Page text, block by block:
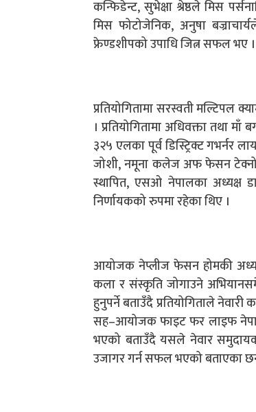
कन्फिडेन्ट, सुभेक्षा श्रेष्ठले मिस
मिस फोटोजेनिक, अनुषा
फ्रेण्डशीपको उपाधि जित्न सफल भए ।
प्रतियोगितामा सरस्वती मल्टिपल
। प्रतियोगितामा अधिवक्ता तथा
३२५ एलका पूर्व डिस्ट्रिक्ट गभर्नर
जोशी, नमूना कलेज अफ फेसन
स्थापित, एसओ नेपालका अध्यक्ष
निर्णायकको रुपमा रहेका थिए ।
आयोजक नेप्लीज फेसन होमकी
कला र संस्कृति जोगाउने
हुनुपर्ने बताउँदै प्रतियोगिताले
सह–आयोजक फाइट फर लाइफ
भएको बताउँदै यसले नेवार
उजागर गर्न सफल भएको बताएका